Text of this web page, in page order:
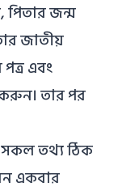
পিতার জন্ম
জাতীয়
এবং
করুন। তার পর
সকল তথ্য ঠিক
একবার